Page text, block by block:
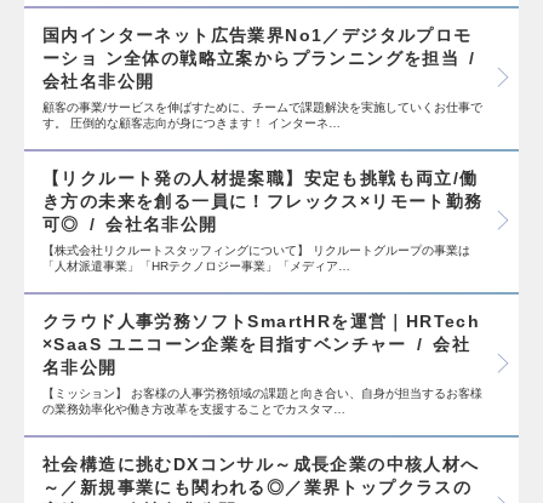
国内インターネット広告業界No1／デジタルプロモ
ーショ ン全体の戦略立案からプランニングを担当
会社名非公開
顧客の事業/サービスを伸ばすために、チームで課題解決を実施していくお仕事で
す。 圧倒的な顧客志向が身につきます！ インターネ…
【リクルート発の人材提案職】安定も挑戦も両立/働
き方の未来を創る一員に！フレックス×リモート勤務
可◎
会社名非公開
【株式会社リクルートスタッフィングについて】 リクルートグループの事業は
「人材派遣事業」「HRテクノロジー事業」「メディア…
クラウド人事労務ソフトSmartHRを運営｜HRTech
×SaaS ユニコーン企業を目指すベンチャー
会社
名非公開
【ミッション】 お客様の人事労務領域の課題と向き合い、自身が担当するお客様
の業務効率化や働き方改革を支援することでカスタマ…
社会構造に挑むDXコンサル～成長企業の中核人材へ
～／新規事業にも関われる◎／業界トップクラスの